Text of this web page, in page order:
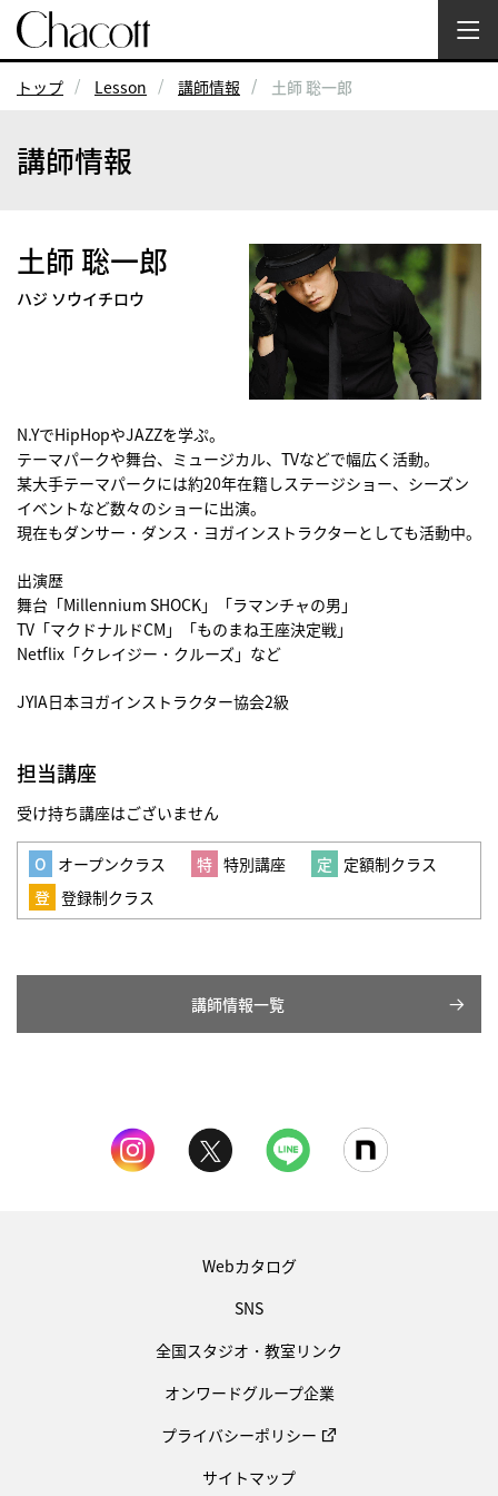
トップ Lesson 講師情報 土師 聡一郎
講師情報
土師 聡一郎
ハジ ソウイチロウ
N.YでHipHopやJAZZを学ぷ。
テーマパークや舞台、ミュージカル、TVなどで幅広く活動。
某大手テーマパークには約20年在籍しステージショー、シーズン
イベントなど数々のショーに出演。
現在もダンサー・ダンス・ヨガインストラクターとしても活動中。
出演歴
舞台「Millennium SHOCK」「ラマンチャの男」
TV「マクドナルドCM」「ものまね王座決定戦」
Netflix「クレイジー・クルーズ」など
JYIA日本ヨガインストラクター協会2級
担当講座
受け持ち講座はございません
オープンクラス 特別講座
定額制クラス
登録制クラス
講師情報一覧
Webカタログ
SNS
全国スタジオ・教室リンク
オンワードグループ企業
プライバシーポリシー
サイトマップ